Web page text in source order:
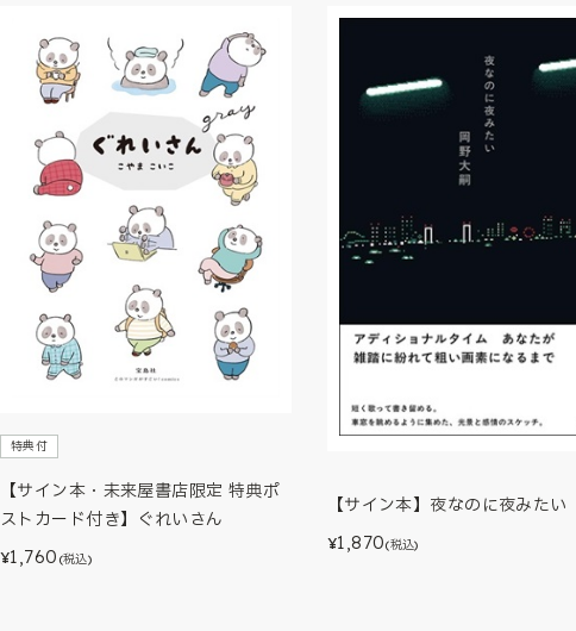
特典付
【サイン本・未来屋書店限定 特典ポ
ストカード付き】ぐれいさん
¥1,760 (税込)
【サイン本】夜なのに夜みたい
¥1,870(税込)